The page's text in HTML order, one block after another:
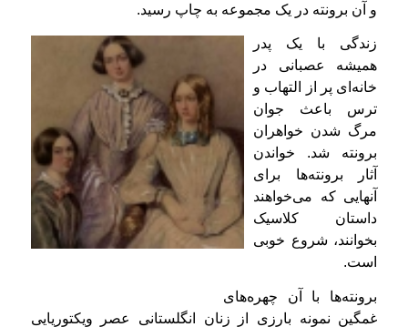
و آن برونته در یک مجموعه به چاپ رسید.
زندگی با یک پدر
همیشه عصبانی در
خانه‌ای پر از التهاب و
ترس باعث جوان
مرگ شدن خواهران
برونته شد. خواندن
آثار برونته‌ها برای
آنهایی که می‌خواهند
داستان کلاسیک
بخوانند، شروع خوبی
است.
برونته‌ها با آن چهره‌های
غمگین‌ نمونه بارزی از زنان انگلستانی عصر ویکتوریایی